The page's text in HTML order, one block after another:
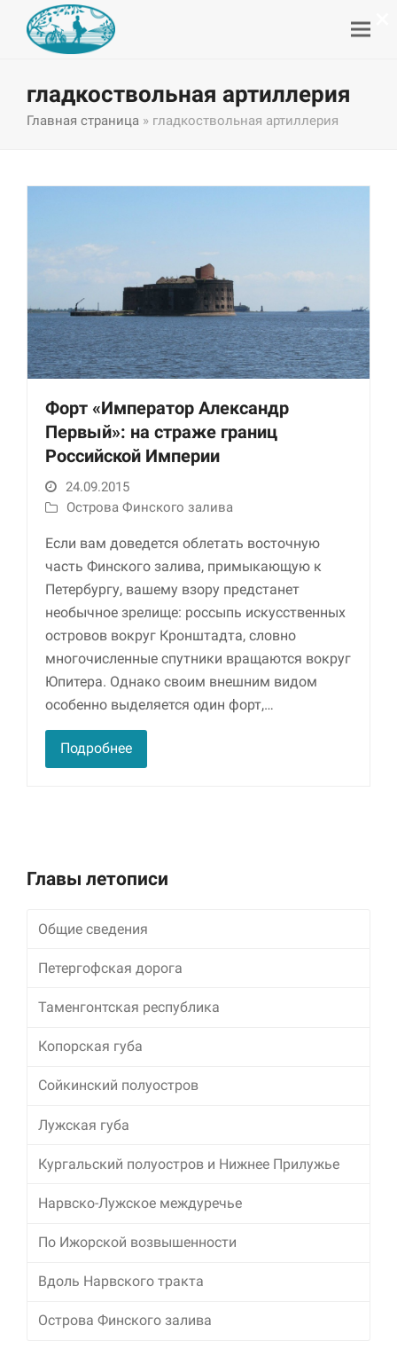
гладкоствольная артиллерия
Главная страница » гладкоствольная артиллерия
Форт «Император Александр
Первый»: на страже границ
Российской Империи
24.09.2015
Острова Финского залива
Если вам доведется облетать восточную
часть Финского залива, примыкающую к
Петербургу, вашему взору предстанет
необычное зрелище: россыпь искусственных
островов вокруг Кронштадта, словно
многочисленные спутники вращаются вокруг
Юпитера. Однако своим внешним видом
особенно выделяется один форт,…
Подробнее
Главы летописи
Общие сведения
Петергофская дорога
Таменгонтская республика
Копорская губа
Сойкинский полуостров
Лужская губа
Кургальский полуостров и Нижнее Прилужье
Нарвско-Лужское междуречье
По Ижорской возвышенности
Вдоль Нарвского тракта
Острова Финского залива
Необходимые
Использование
этих файлов cookie
обязательно. Они
необходимы для
функционирования
сайта.
Делясь своими